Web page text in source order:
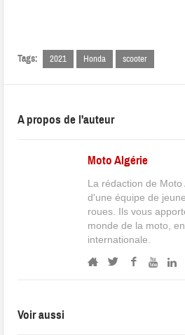
Tags: 2021 Honda scooter
A propos de l'auteur
Moto Algérie
La rédaction de
d'une équipe de
roues. Ils vous
monde de la moto,
internationale.
Voir aussi